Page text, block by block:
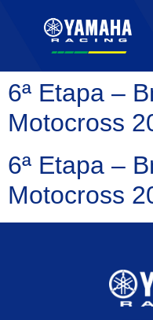
6ª Etapa –
Motocross
6ª Etapa –
Motocross